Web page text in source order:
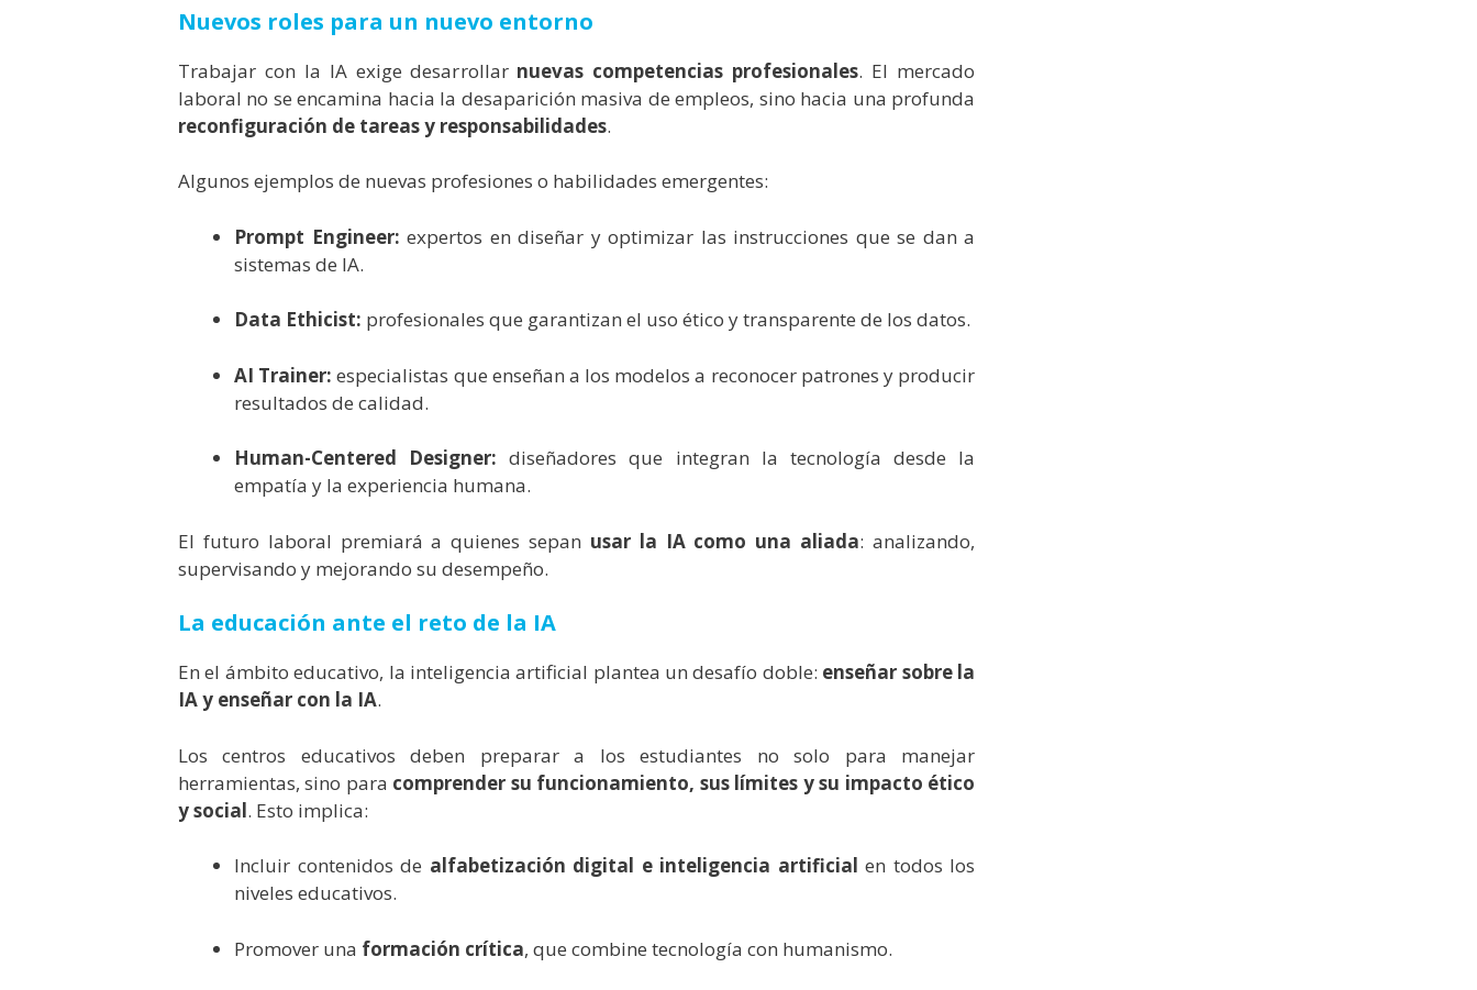
Nuevos roles para un nuevo entorno
Trabajar con la IA exige desarrollar nuevas competencias profesionales. El mercado
laboral no se encamina hacia la desaparición masiva de empleos, sino hacia una profunda
reconfiguración de tareas y responsabilidades.
Algunos ejemplos de nuevas profesiones o habilidades emergentes:
Prompt Engineer: expertos en diseñar y optimizar las instrucciones que se dan a
sistemas de IA.
Data Ethicist: profesionales que garantizan el uso ético y transparente de los datos.
AI Trainer: especialistas que enseñan a los modelos a reconocer patrones y producir
resultados de calidad.
Human-Centered Designer: diseñadores que integran la tecnología desde la
empatía y la experiencia humana.
El futuro laboral premiará a quienes sepan usar la IA como una aliada: analizando,
supervisando y mejorando su desempeño.
La educación ante el reto de la IA
En el ámbito educativo, la inteligencia artificial plantea un desafío doble: enseñar sobre la
IA y enseñar con la IA.
Los centros educativos deben preparar a los estudiantes no solo para manejar
herramientas, sino para comprender su funcionamiento, sus límites y su impacto ético
y social. Esto implica:
Incluir contenidos de alfabetización digital e inteligencia artificial en todos los
niveles educativos.
Promover una formación crítica, que combine tecnología con humanismo.